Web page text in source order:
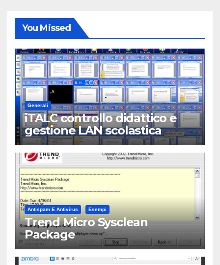
You Missed
Generali
iTALC controllo didattico e
gestione LAN scolastica
Antispam E Antivirus Esempi
Trend Micro Sysclean
Package